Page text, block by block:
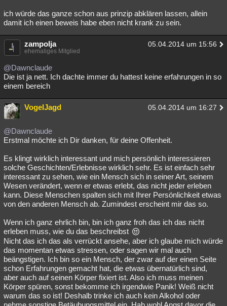
ich würde das ganze schon aus prinzip abklären lassen, allein
damit ich einen beweis habe eben nicht krank zu sein.
zampolja 05.04.2014 um 15:56
ehemaliges Mitglied
@Dawnclaude
Die ist ja nett. Ich dachte immer du hattest keine erfahrungen in so
einem bereich
VogelJagd 05.04.2014 um 16:27
@Dawnclaude
Erstmal möchte ich Dir danken, für deine Offenheit.
Es klingt wirklich interessant und mich persönlich interessieren
solche Geschichten/Erlebnisse wirklich sehr. Es ist einfach sehr
interessant zu sehen, wie ein Mensch sich in seiner Art, seinem
Wesen verändert, wenn er etwas erlebt, das nicht jeder erleben
kann. Diese Menschen spalten sich mit Ihrer Persönlichkeit etwas
von den anderen Mensch ab. Zumindest erscheint mir das so.
Wenn ich ganz ehrlich bin, bin ich ganz froh das ich das nicht
erleben muss, wie du das beschreibst
Nicht das ich das als verrückt ansehe, aber ich glaube mich würde
das momentan etwas stressen, oder sagen wir mal auch
beängstigen. Ich bin so ein Mensch, der zwar auf der einen Seite
schon Erfahrungen gemacht hat, die etwas übernatürlich sind,
aber auch auf seinen Körper fixiert ist. Also ich muss meinen
Körper spüren, sonst bekomme ich irgendwie Panik! Weiß nicht
warum das so ist! Deshalb trinke ich auch kein Alkohol oder